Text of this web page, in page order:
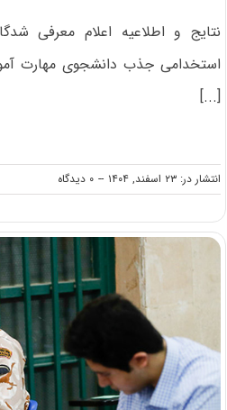
نتایج و اطلاعیه اعلام معرفی
استخدامی جذب دانشجوی مهارت
[...]
انتشار در: ۲۳ اسفند, ۱۴۰۴ -- ۰ دیدگاه
on
اعلام
آزمون
استخدامی
از
بین
دانشجویان
کارشناسی
و
ارشد
۱۴۰۴